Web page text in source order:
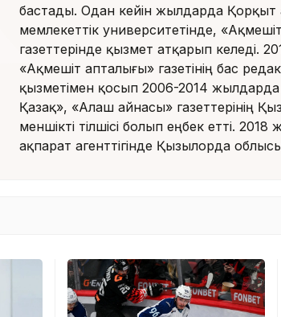
бастады. Одан кейін жылдарда
мемлекеттік университетінде,
газеттерінде қызмет атқарып келеді.
«Ақмешіт апталығы» газетінің бас
қызметімен қосып 2006-2014
Қазақ», «Алаш айнасы» газеттерінің
меншікті тілшісі болып еңбек етті.
ақпарат агенттігінде Қызылорда